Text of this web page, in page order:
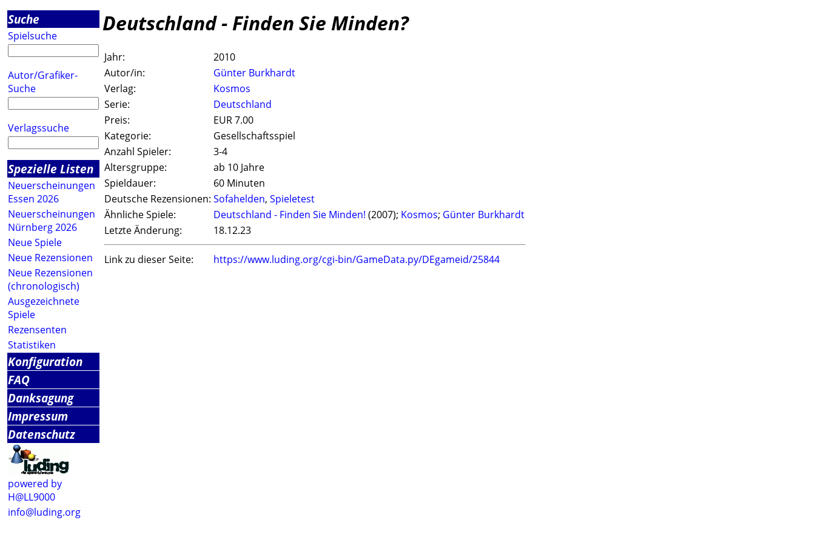
Suche
Spielsuche
Autor/Grafiker-
Suche
Verlagssuche
Spezielle Listen
Neuerscheinungen
Essen 2026
Neuerscheinungen
Nürnberg 2026
Neue Spiele
Neue Rezensionen
Neue Rezensionen
(chronologisch)
Ausgezeichnete
Spiele
Rezensenten
Statistiken
Konfiguration
FAQ
Danksagung
Impressum
Datenschutz
powered by
H@LL9000
info@luding.org
Deutschland - Finden Sie Minden?
Jahr:
2010
Autor/in:
Günter Burkhardt
Verlag:
Kosmos
Serie:
Deutschland
Preis:
EUR 7.00
Kategorie:
Gesellschaftsspiel
Anzahl Spieler:
3-4
Altersgruppe:
ab 10 Jahre
Spieldauer:
60 Minuten
Deutsche Rezensionen: Sofahelden, Spieletest
Ähnliche Spiele:
Deutschland - Finden Sie Minden! (2007); Kosmos; Günter Burkhardt
Letzte Änderung:
18.12.23
Link zu dieser Seite: https://www.luding.org/cgi-bin/GameData.py/DEgameid/25844